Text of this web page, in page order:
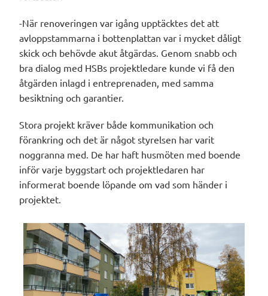
-När renoveringen var igång upptäcktes det att
avloppstammarna i bottenplattan var i mycket dåligt
skick och behövde akut åtgärdas. Genom snabb och
bra dialog med HSBs projektledare kunde vi få den
åtgärden inlagd i entreprenaden, med samma
besiktning och garantier.
Stora projekt kräver både kommunikation och
förankring och det är något styrelsen har varit
noggranna med. De har haft husmöten med boende
inför varje byggstart och projektledaren har
informerat boende löpande om vad som händer i
projektet.